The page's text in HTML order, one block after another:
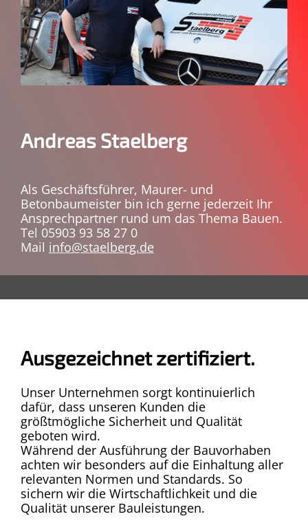
Andreas Staelberg
Als Geschäftsführer, Maurer- und
Betonbaumeister bin ich gerne jederzeit Ihr
Ansprechpartner rund um das Thema Bauen.
Tel 05903 93 58 27 0
Mail info@staelberg.de
Ausgezeichnet zertifiziert.
Unser Unternehmen sorgt kontinuierlich
dafür, dass unseren Kunden die
größtmögliche Sicherheit und Qualität
geboten wird.
Während der Ausführung der Bauvorhaben
achten wir besonders auf die Einhaltung aller
relevanten Normen und Standards. So
sichern wir die Wirtschaftlichkeit und die
Qualität unserer Bauleistungen.